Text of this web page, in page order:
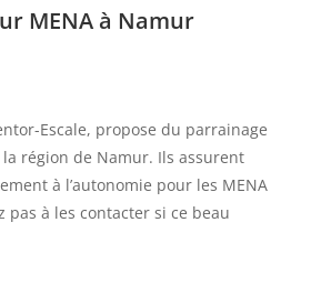
MENA à Namur
Escale, propose du parrainage
région de Namur. Ils assurent
à l’autonomie pour les MENA
pas à les contacter si ce beau